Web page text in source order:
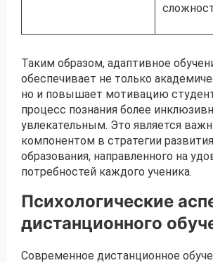
Таким образом, адаптивное
обеспечивает не только
но и повышает мотивацию
процесс познания более
увлекательным. Это является
компонентом в стратегии
образования, направленного на
потребностей каждого ученика.
Психологические
дистанционного
Современное дистанционное